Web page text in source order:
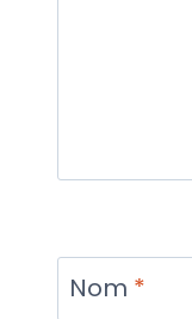
Nom *